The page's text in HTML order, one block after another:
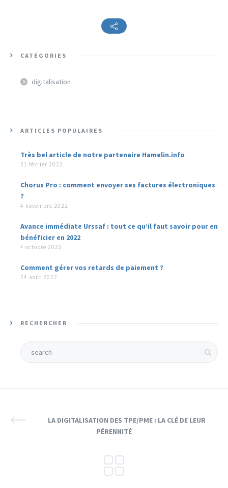
CATÉGORIES
digitalisation
ARTICLES POPULAIRES
Très bel article de notre partenaire Hamelin.info
21 février 2022
Chorus Pro : comment envoyer ses factures électroniques
?
4 novembre 2022
Avance immédiate Urssaf : tout ce qu’il faut savoir pour en
bénéficier en 2022
4 octobre 2022
Comment gérer vos retards de paiement ?
24 août 2022
RECHERCHER
LA DIGITALISATION DES TPE/PME : LA CLÉ DE LEUR
PÉRENNITÉ